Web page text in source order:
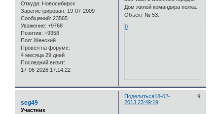
Откуда: Новосибирск
Зарегистрирован: 19-07-2009
Сообщений: 23565
Уважение: +9768
Позитив: +9358
Пол: Женский
Провел на форуме:
4 месяца 29 дней
Последний визит:
17-06-2026 17:14:22
Дом жилой командира полка.
Объект № 53.
0
Поделиться 9
18-02-
2013 23:49:19
seg49
Участник